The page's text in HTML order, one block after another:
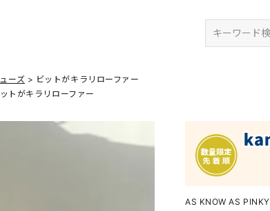
ーズ
ビットがキラリローファー
トがキラリローファー
AS KNOW AS PINKY